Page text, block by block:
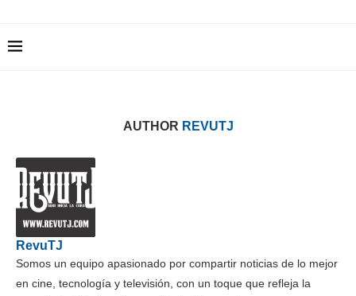
AUTHOR REVUTJ
RevuTJ
Somos un equipo apasionado por compartir noticias de lo mejor
en cine, tecnología y televisión, con un toque que refleja la